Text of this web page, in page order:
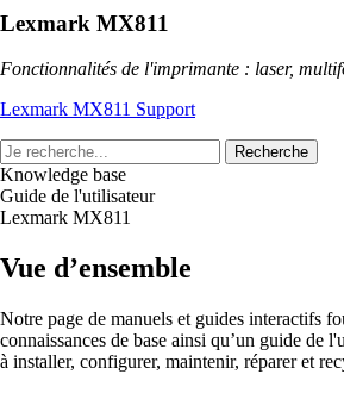
Lexmark MX811
Fonctionnalités de l'imprimante : laser,
Lexmark MX811 Support
Recherche
Knowledge base
Guide de l'utilisateur
Lexmark MX811
Vue d’ensemble
Notre page de manuels et guides interactifs
connaissances de base ainsi qu’un guide de
à installer, configurer, maintenir, réparer et